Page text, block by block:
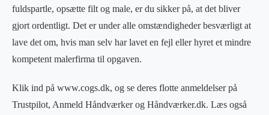
fuldspartle, opsætte filt og male, er du sikker på, at det bliver
gjort ordentligt. Det er under alle omstændigheder besværligt at
lave det om, hvis man selv har lavet en fejl eller hyret et mindre
kompetent malerfirma til opgaven.
Klik ind på www.cogs.dk, og se deres flotte anmeldelser på
Trustpilot, Anmeld Håndværker og Håndværker.dk. Læs også